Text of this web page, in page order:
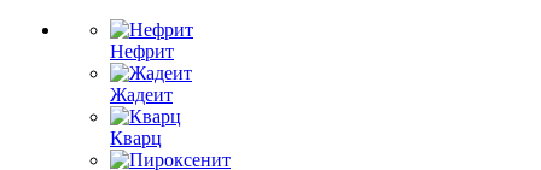
Нефрит
Жадеит
Кварц